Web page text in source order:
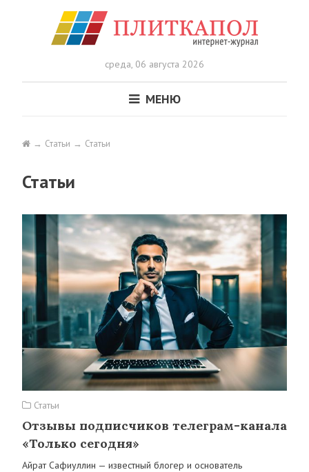
среда, 06 августа 2026
МЕНЮ
Статьи Статьи
Статьи
Статьи
Отзывы подписчиков телеграм-канала
«Только сегодня»
Айрат Сафиуллин — известный блогер и основатель